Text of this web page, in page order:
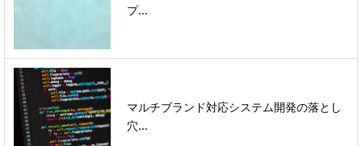
プ...
マルチブランド対応システム開発の落とし
穴...